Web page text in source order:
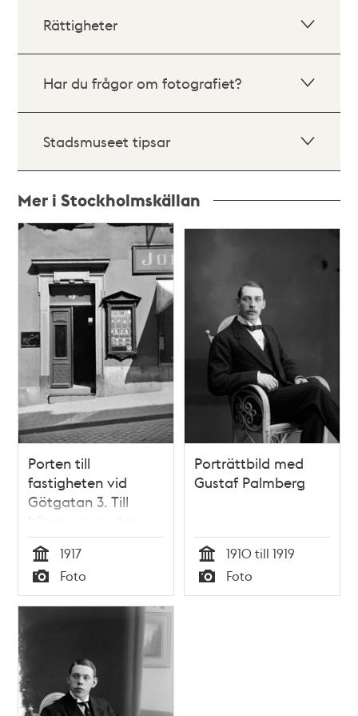
Rättigheter
Har du frågor om fotografiet?
Stadsmuseet tipsar
Mer i Stockholmskällan
Relaterade
och
teman
Porten till
fastigheten vid
Götgatan 3. Till
höger om porten
syns ett skyltskåp
med bilder tagna av
fotograf Mimmi
Gustafssons som
Tid
1917
Typ
Foto
Porträttbild med
Gustaf Palmberg
Tid
1910 till 1919
Typ
Foto